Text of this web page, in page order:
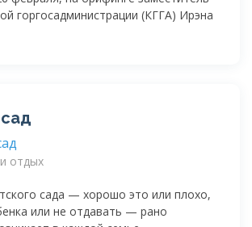
горгосадминистрации (КГГА) Ирэна
отдых
сада — хорошо это или плохо,
или не отдавать — рано